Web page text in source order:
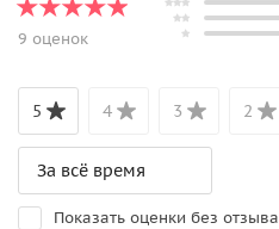
9 оценок
5 4 3 2
Показать оценки без отзыва